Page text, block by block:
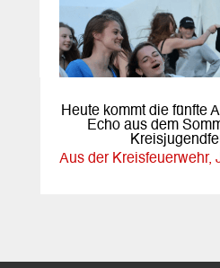
Heute kommt die fünfte
Echo aus dem
Aus der Kreisfeuerwehr,